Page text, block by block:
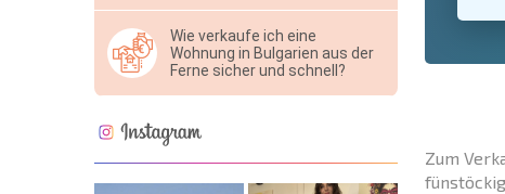
Wie verkaufe ich eine
Wohnung in Bulgarien aus der
Ferne sicher und schnell?
Zum